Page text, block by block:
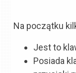
Na początku
Jest to
Posiada